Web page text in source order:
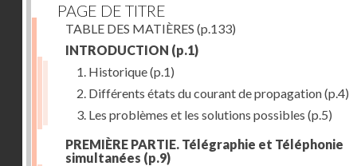
PAGE DE TITRE
TABLE DES MATIÈRES (p.133)
INTRODUCTION (p.1)
1. Historique(p.1)
2. Différents états du courant de propagation(p.4)
3. Les problèmes et les solutions possibles (p.5)
PREMIÈRE PARTIE. Télégraphie et Téléphonie
simultanées (p.9)